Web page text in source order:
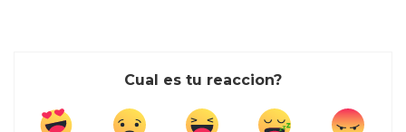
Cual es tu reaccion?